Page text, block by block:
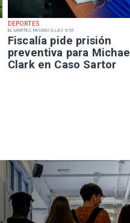
DEPORTES
EL MARTES PASADO A LAS 9:55
Fiscalía pide prisión
preventiva para Michael
Clark en Caso Sartor